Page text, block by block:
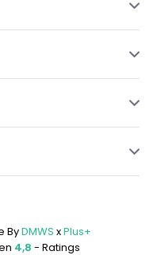
ByDMWS xPlus+
4,8 - Ratings